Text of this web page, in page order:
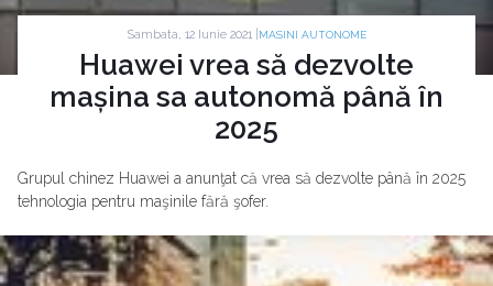
Sambata, 12 Iunie 2021 | MASINI AUTONOME
Huawei vrea să dezvolte
mașina sa autonomă până în
2025
Grupul chinez Huawei a anunţat că vrea să dezvolte până în 2025
tehnologia pentru maşinile fără şofer.